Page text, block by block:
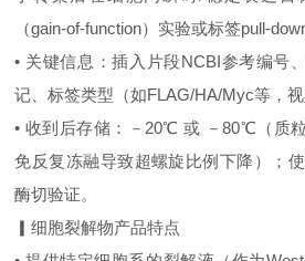
（gain‑of‑function）实验或标签
• 关键信息：插入片段NCBI参考编号
记、标签类型（如FLAG/HA/Myc等，视
• 收到后存储：－20℃ 或 －80℃（质
免反复冻融导致超螺旋比例下降）；
酶切验证。
▎细胞裂解物产品特点